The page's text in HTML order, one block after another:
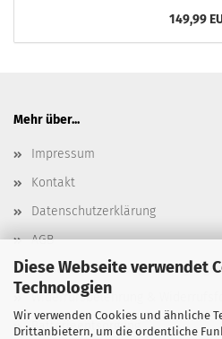
Diese Webseite verwendet
Technologien
Wir verwenden Cookies und ähnliche
Drittanbietern, um die ordentliche
149,99
Mehr über...
Impressum
Kontakt
Datenschutzerklärung
AGB
Versand- &
Widerrufsbelehrung &
Batterieentsorgung